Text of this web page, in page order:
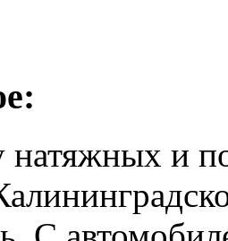
натяжных и